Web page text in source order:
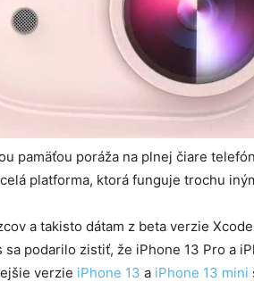
pamäťou poráža na plnej čiare
platforma, ktorá funguje trochu
a takisto dátam z beta verzie
podarilo zistiť, že iPhone 13 Pro a
verzie iPhone 13 a iPhone 13 mini